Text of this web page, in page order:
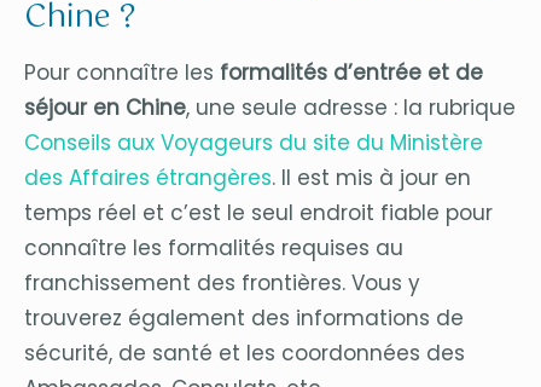
Chine ?
Pour connaître les formalités d’entrée et de
séjour en Chine, une seule adresse : la rubrique
Conseils aux Voyageurs du site du Ministère
des Affaires étrangères. Il est mis à jour en
temps réel et c’est le seul endroit fiable pour
connaître les formalités requises au
franchissement des frontières. Vous y
trouverez également des informations de
sécurité, de santé et les coordonnées des